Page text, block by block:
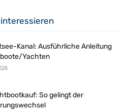
Kanal: Ausführliche Anleitung
Yachten
So gelingt der